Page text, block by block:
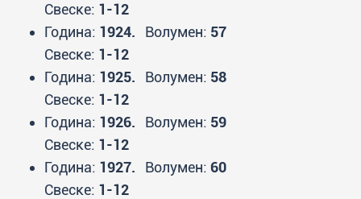
Свеске: 1-12
Година: 1924. Волумен: 57
Свеске: 1-12
Година: 1925. Волумен: 58
Свеске: 1-12
Година: 1926. Волумен: 59
Свеске: 1-12
Година: 1927. Волумен: 60
Свеске: 1-12